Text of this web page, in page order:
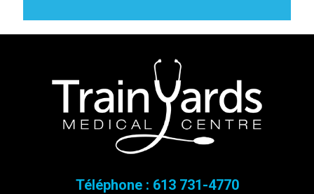
Téléphone : 613 731-4770